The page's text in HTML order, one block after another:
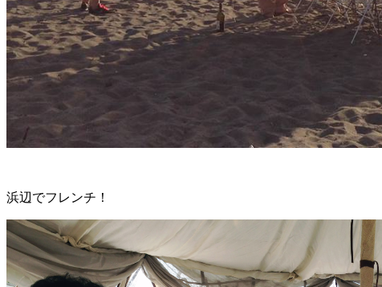
浜辺でフレンチ！